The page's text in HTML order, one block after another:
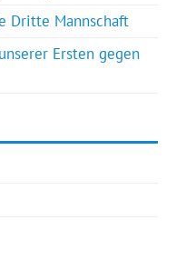
Dritte Mannschaft
Ersten gegen